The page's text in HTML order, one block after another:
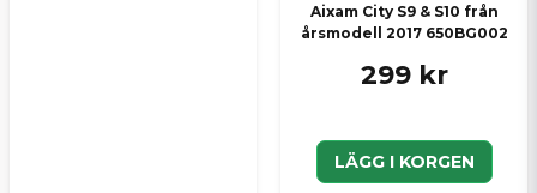
Aixam City S9 & S10 från
årsmodell 2017 650BG002
299 kr
LÄGG I KORGEN